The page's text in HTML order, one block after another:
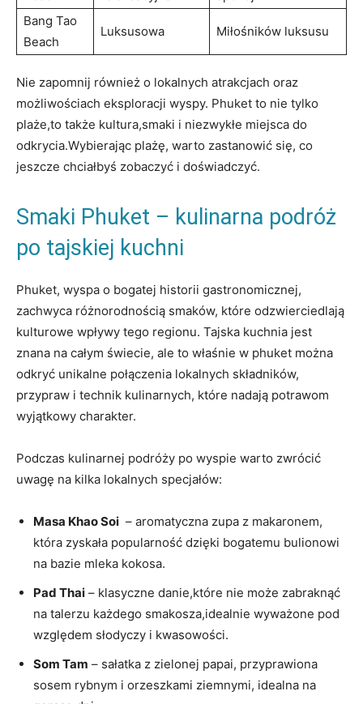
Bang Tao​
Beach
Luksusowa Miłośników luksusu
Nie zapomnij‌ również o lokalnych‌ atrakcjach oraz
możliwościach eksploracji wyspy. ‍Phuket to nie⁤ tylko
plaże,to ⁤także kultura,smaki i‍ niezwykłe miejsca⁤ do
odkrycia.Wybierając plażę, warto ‌zastanowić się, co
jeszcze ⁣chciałbyś zobaczyć i doświadczyć.
Smaki Phuket – kulinarna podróż
po tajskiej ‍kuchni
Phuket, wyspa o bogatej ⁣historii gastronomicznej,​
zachwyca różnorodnością smaków, które⁤ odzwierciedlają
kulturowe wpływy ⁣tego regionu. Tajska kuchnia jest
znana na całym⁣ świecie,⁤ ale to właśnie w phuket ​można
odkryć unikalne ‍połączenia lokalnych składników,
przypraw i technik kulinarnych, które nadają​ potrawom⁢
wyjątkowy​ charakter.
Podczas kulinarnej podróży po ‌wyspie warto zwrócić
uwagę⁢ na ​kilka lokalnych specjałów:
Masa Khao⁤ Soi ⁣ – aromatyczna zupa⁢ z⁢ makaronem,
która zyskała popularność dzięki bogatemu​ bulionowi
na ⁢bazie mleka kokosa.
Pad Thai – klasyczne ⁢danie,które nie może zabraknąć
na talerzu ⁣każdego smakosza,idealnie wyważone pod
⁣względem​ słodyczy i‍ kwasowości.
Som Tam – ‍sałatka z zielonej papai, ⁢przyprawiona
sosem rybnym‍ i orzeszkami ziemnymi,⁢ idealna ‍na